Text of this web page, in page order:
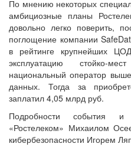
По мнению некоторых
амбициозные планы
довольно легко поверить,
поглощение компании
в рейтинге крупнейших
эксплуатацию стойко-
национальный оператор
данных. Тогда за
заплатил 4,05 млрд руб.
Подробности события
«Ростелеком» Михаилом
кибербезопасности Игорем